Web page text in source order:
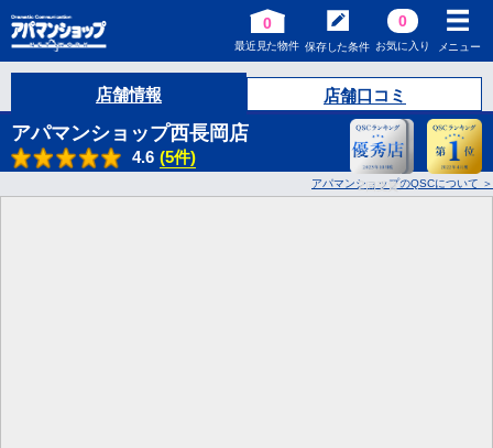
0
最近見た物件 保存した条件
0
お気に入り メニュー
店舗情報 店舗口コミ
アパマンショップ西長岡店
4.6 (5件)
2回受賞!
アパマンショップのQSCについて